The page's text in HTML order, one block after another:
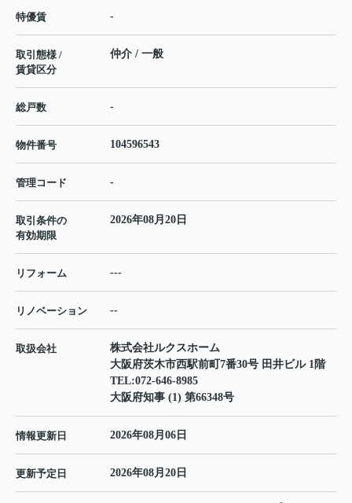
特優賃 -
取引態様 /
賃貸区分
仲介 / 一般
総戸数 -
物件番号 104596543
管理コード -
取引条件の
有効期限
2026年08月20日
リフォーム ---
リノベーション --
取扱会社
株式会社ルクスホーム
大阪府茨木市西駅前町7番30号 田井ビル 1階
TEL:072-646-8985
大阪府知事 (1) 第66348号
情報更新日 2026年08月06日
更新予定日 2026年08月20日